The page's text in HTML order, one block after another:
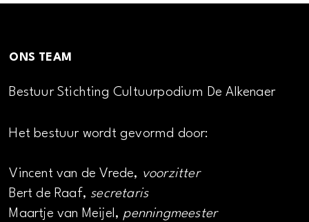
ONS TEAM
Bestuur Stichting Cultuurpodium De Alkenaer
Het bestuur wordt gevormd door:
Vincent van de Vrede, voorzitter
Bert de Raaf, secretaris
Maartje van Meijel, penningmeester